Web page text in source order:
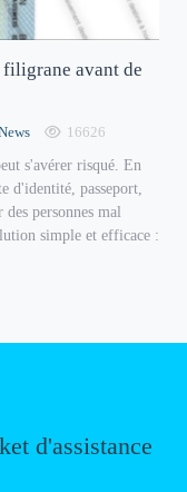
filigrane avant de
16626
s'avérer risqué. En
d'identité, passeport,
personnes mal
simple et efficace :
d'assistance